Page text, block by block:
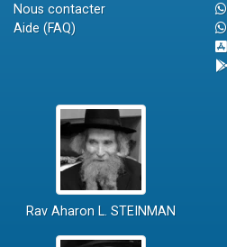
Nous contacter
Aide (FAQ)
Rav Aharon L. STEINMAN